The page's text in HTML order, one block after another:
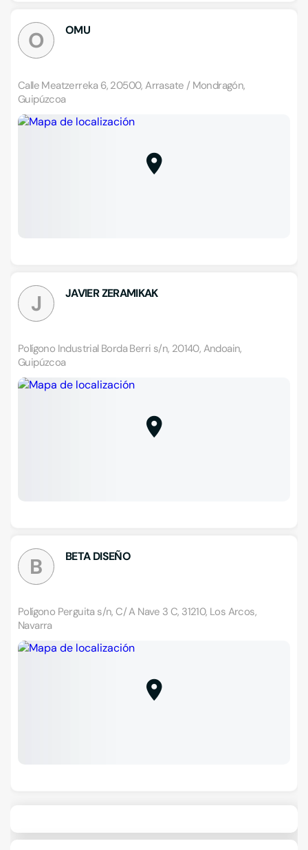
O OMU
Calle Meatzerreka 6, 20500, Arrasate / Mondragón,
Guipúzcoa
J JAVIER ZERAMIKAK
Polígono Industrial Borda Berri s/n, 20140, Andoain,
Guipúzcoa
B BETA DISEÑO
Polígono Perguita s/n, C/ A Nave 3 C, 31210, Los Arcos,
Navarra